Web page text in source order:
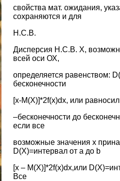
свойства мат. ожидания,
сохраняются и для
Н.С.В.
Дисперсия Н.С.В. Х,
всей оси ОХ,
определяется равенством:
бесконечности
[x-M(X)]*2f(x)dx, или
–бесконечности до
если все
возможные значения х
D(X)=интервал от а до b
[x – M(X)]*2f(x)dx,или
Все